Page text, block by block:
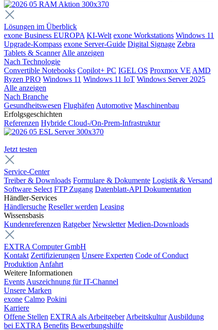
Lösungen im Überblick
exone Business EUROPA KI-Welt exone Workstations Windows 11
Upgrade-Kompass exone Server-Guide Digital Signage Zebra
Tablets & Scanner Alle anzeigen
Nach Technologie
Convertible Notebooks Copilot+ PC IGEL OS Proxmox VE AMD
Ryzen PRO Windows 11 Windows 11 IoT Windows Server 2025
Alle anzeigen
Nach Branche
Gesundheitswesen Flughäfen Automotive Maschinenbau
Erfolgsgeschichten
Referenzen Hybride Cloud-/On-Prem-Infrastruktur
Jetzt testen
Service-Center
Treiber & Downloads Formulare & Dokumente Logistik & Versand
Software Select FTP Zugang Datenblatt-API Dokumentation
Händler-Services
Händlersuche Reseller werden Leasing
Wissensbasis
Kundenreferenzen Ratgeber Newsletter Medien-Downloads
EXTRA Computer GmbH
Kontakt Zertifizierungen Unsere Experten Code of Conduct
Produktion Anfahrt
Weitere Informationen
Events Auszeichnung für IT-Channel
Unsere Marken
exone Calmo Pokini
Karriere
Offene Stellen EXTRA als Arbeitgeber Arbeitskultur Ausbildung
bei EXTRA Benefits Bewerbungshilfe